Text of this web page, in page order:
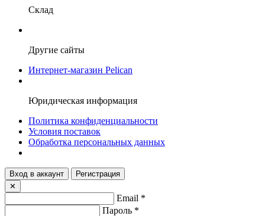
Склад
Другие сайты
Интернет-магазин Pelican
Юридическая информация
Политика конфиденциальности
Условия поставок
Обработка персональных данных
Вход в аккаунт
Регистрация
✕
Email *
Пароль *